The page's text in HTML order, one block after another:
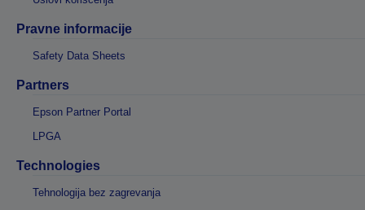
Pravne informacije
Safety Data Sheets
Partners
Epson Partner Portal
LPGA
Technologies
Tehnologija bez zagrevanja